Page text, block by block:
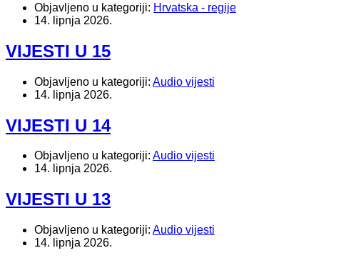
Objavljeno u kategoriji: Hrvatska - regije
14. lipnja 2026.
VIJESTI U 15
Objavljeno u kategoriji: Audio vijesti
14. lipnja 2026.
VIJESTI U 14
Objavljeno u kategoriji: Audio vijesti
14. lipnja 2026.
VIJESTI U 13
Objavljeno u kategoriji: Audio vijesti
14. lipnja 2026.